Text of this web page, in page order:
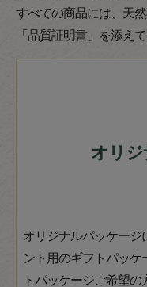
すべての商品には、天
「品質証明書」を添え
オリ
オリジナルパッケー
ント用のギフトパッ
トパッケージご希望